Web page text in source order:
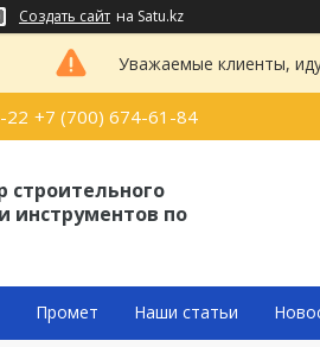
Создать сайт на Satu.kz
Уважаемые клиенты,
22 +7 (700) 674-61-84
инструментов по
Промет Наши статьи